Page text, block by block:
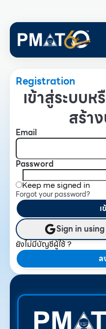
Registration
เข้าสู่ระบบห
สร้า
Email
Password
Keep me signed in
Forgot your password?
Sign in
ยังไม่มีบัญชีผู้ใช้ ?
ล